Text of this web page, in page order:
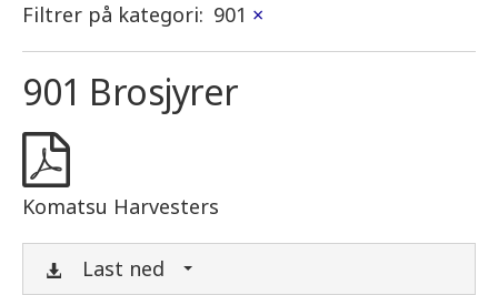
Filtrer på kategori: 901 ×
901 Brosjyrer
Komatsu Harvesters
Last ned